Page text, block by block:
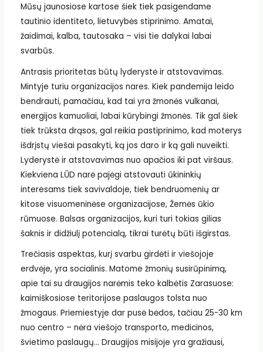
Mūsų jaunosiose kartose šiek tiek pasigendame
tautinio identiteto, lietuvybės stiprinimo. Amatai,
žaidimai, kalba, tautosaka – visi tie dalykai labai
svarbūs.
Antrasis prioritetas būtų lyderystė ir atstovavimas.
Mintyje turiu organizacijos nares. Kiek pandemija leido
bendrauti, pamačiau, kad tai yra žmonės vulkanai,
energijos kamuoliai, labai kūrybingi žmonės. Tik gal šiek
tiek trūksta drąsos, gal reikia pastiprinimo, kad moterys
išdrįstų viešai pasakyti, ką jos daro ir ką gali nuveikti.
Lyderystė ir atstovavimas nuo apačios iki pat viršaus.
Kiekviena LŪD narė pajėgi atstovauti ūkininkių
interesams tiek savivaldoje, tiek bendruomenių ar
kitose visuomeninėse organizacijose, Žemės ūkio
rūmuose. Balsas organizacijos, kuri turi tokias gilias
šaknis ir didžiulį potencialą, tikrai turėtų būti išgirstas.
Trečiasis aspektas, kurį svarbu girdėti ir viešojoje
erdvėje, yra socialinis. Matome žmonių susirūpinimą,
apie tai su draugijos narėmis teko kalbėtis Zarasuose:
kaimiškosiose teritorijose paslaugos tolsta nuo
žmogaus. Priemiestyje dar pusė bėdos, tačiau 25-30 km
nuo centro – nėra viešojo transporto, medicinos,
švietimo paslaugų… Draugijos misijoje yra gražiausi,